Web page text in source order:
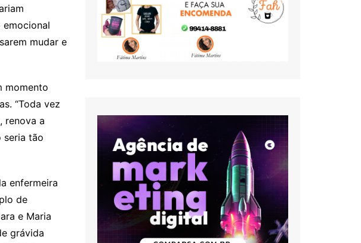
emocional
mudar e
momento
“Toda vez
renova a
seria tão
enfermeira
de
e Maria
grávida